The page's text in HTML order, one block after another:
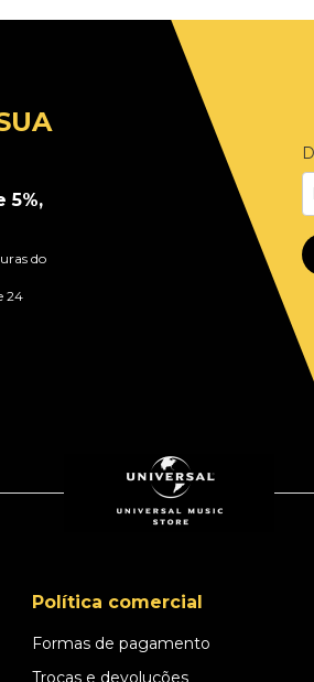
5%,
do
24
Política comercial
Formas de pagamento
Trocas e devoluções